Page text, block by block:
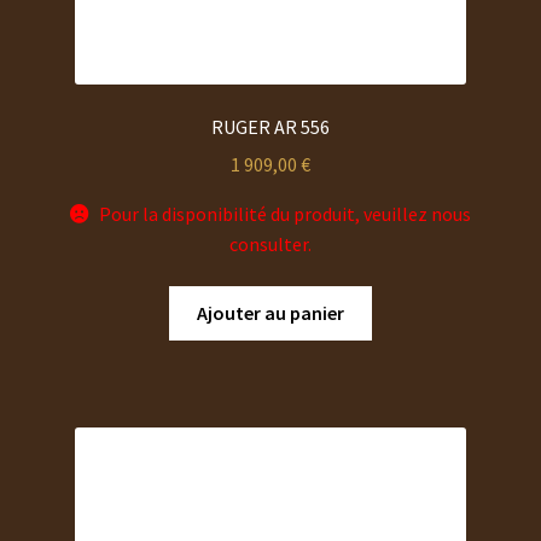
RUGER AR 556
1 909,00 €
Pour la disponibilité du produit, veuillez nous
consulter.
Ajouter au panier